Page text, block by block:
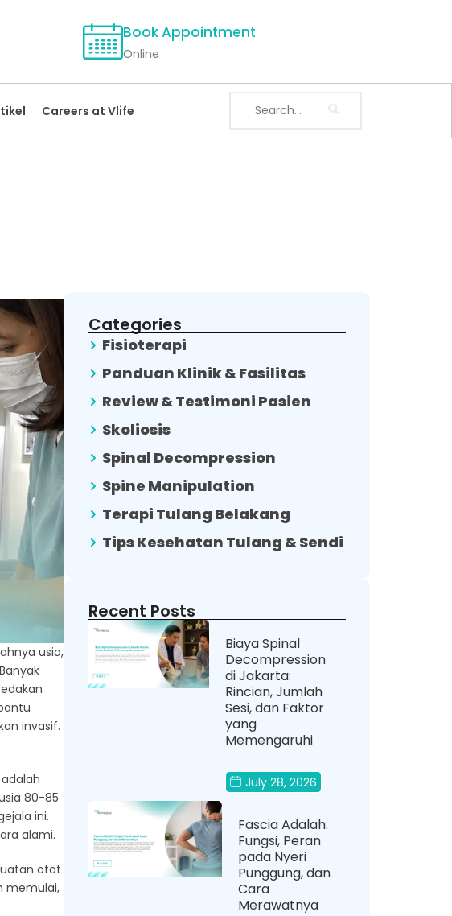
Book Appointment
Online
Careers at Vlife
usia,
Banyak
invasif.
80-85
ini.
alami.​
otot
memulai,
Categories
Fisioterapi
Panduan Klinik & Fasilitas
Review & Testimoni Pasien
Skoliosis
Spinal Decompression
Spine Manipulation
Terapi Tulang Belakang
Tips Kesehatan Tulang & Sendi
Recent Posts
Biaya Spinal
Decompression
di Jakarta:
Rincian, Jumlah
Sesi, dan Faktor
yang
Memengaruhi
July 28, 2026
Fascia Adalah:
Fungsi, Peran
pada Nyeri
Punggung, dan
Cara
Merawatnya